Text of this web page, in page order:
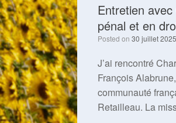
Entretien
pénal et en
Posted on 30 juillet 2025
J’ai rencontré
François
communauté
Retailleau. La